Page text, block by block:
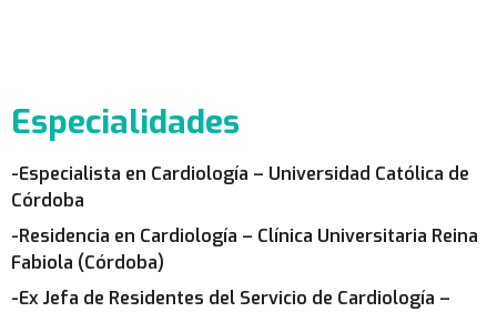
Especialidades
-Especialista en Cardiología – Universidad Católica de
Córdoba
-Residencia en Cardiología – Clínica Universitaria Reina
Fabiola (Córdoba)
-Ex Jefa de Residentes del Servicio de Cardiología –